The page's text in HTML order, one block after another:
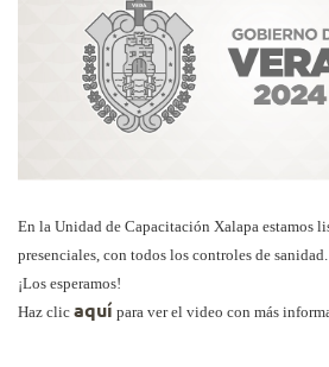
En la Unidad de Capacitación Xalapa estamos
presenciales, con todos los controles de sanidad.
¡Los esperamos!
Haz clic aquí para ver el video con más